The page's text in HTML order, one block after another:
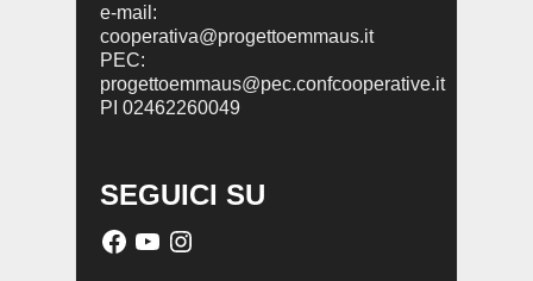
e-mail:
cooperativa@progettoemmaus.it
PEC:
progettoemmaus@pec.confcooperative.it
PI 02462260049
SEGUICI SU